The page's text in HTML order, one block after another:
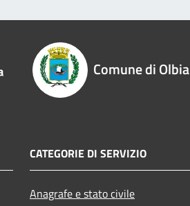
Comune di Olbia
CATEGORIE DI SERVIZIO
Anagrafe e stato civile